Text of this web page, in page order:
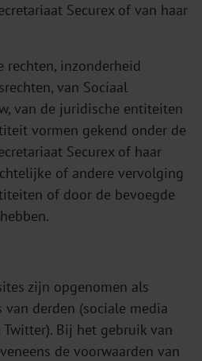
Securex of van haar
rechten, inzonderheid
van Sociaal
van de juridische entiteiten
vormen gekend onder de
Securex of haar
of andere vervolging
of door de bevoegde
zijn opgenomen als
derden (sociale media
Twitter). Bij het gebruik van
de voorwaarden van